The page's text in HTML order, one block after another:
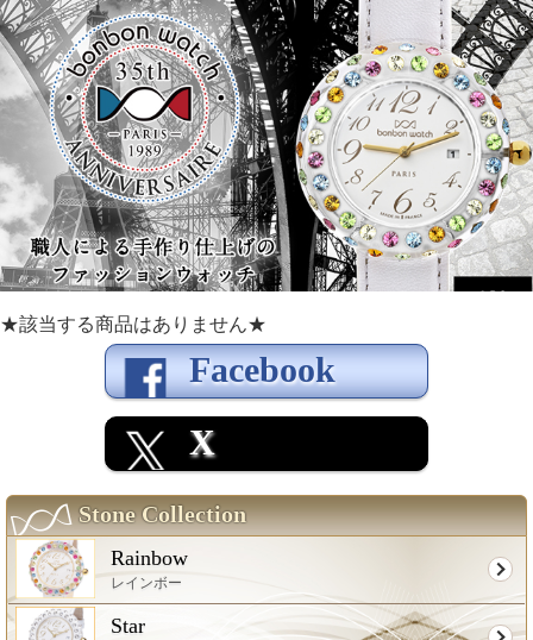
★該当する商品はありません★
Facebook
X
Stone Collection
Rainbow
レインボー
Star